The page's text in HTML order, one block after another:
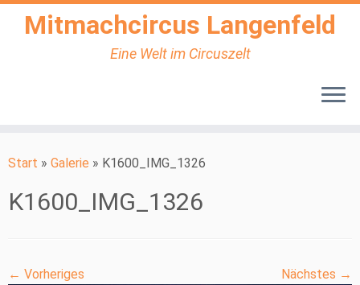
Inhalt
Mitmachcircus Langenfeld
Eine Welt im Circuszelt
Start » Galerie » K1600_IMG_1326
K1600_IMG_1326
← Vorheriges Nächstes →